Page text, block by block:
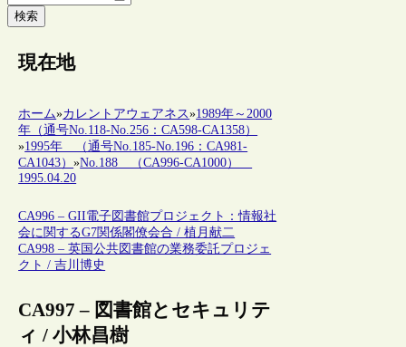
検索
現在地
ホーム»カレントアウェアネス»1989年～2000
年（通号No.118-No.256：CA598-CA1358）
»1995年 （通号No.185-No.196：CA981-
CA1043）»No.188 （CA996-CA1000）
1995.04.20
CA996 – GII電子図書館プロジェクト：情報社
会に関するG7関係閣僚会合 / 植月献二
CA998 – 英国公共図書館の業務委託プロジェ
クト / 吉川博史
CA997 – 図書館とセキュリテ
ィ / 小林昌樹